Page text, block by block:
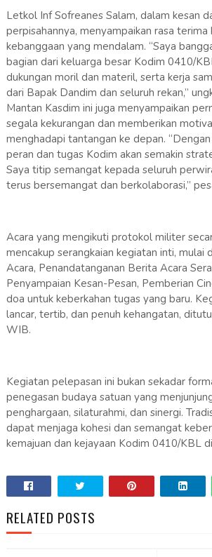
Letkol Inf Sofreanes Salam, dalam kesan
perpisahannya, menyampaikan rasa terima
kebanggaan yang mendalam. “Saya
bagian dari keluarga besar Kodim 0410/
dukungan moril dan materil, serta kerja
dari Bapak Dandim dan seluruh rekan,”
Mantan Kasdim ini juga menyampaikan
segala kekurangan dan memberikan
menghadapi tantangan ke depan.
peran dan tugas Kodim akan semakin
Saya titip semangat kepada seluruh
terus bersemangat dan berkolaborasi,”
Acara yang mengikuti protokol militer
mencakup serangkaian kegiatan inti, mulai
Acara, Penandatanganan Berita Acara
Penyampaian Kesan-Pesan, Pemberian
doa untuk keberkahan tugas yang baru.
lancar, tertib, dan penuh kehangatan,
WIB.
Kegiatan pelepasan ini bukan sekadar
penegasan budaya satuan yang
penghargaan, silaturahmi, dan sinergi.
dapat menjaga kohesi dan semangat
kemajuan dan kejayaan Kodim 0410/KBL
RELATED POSTS